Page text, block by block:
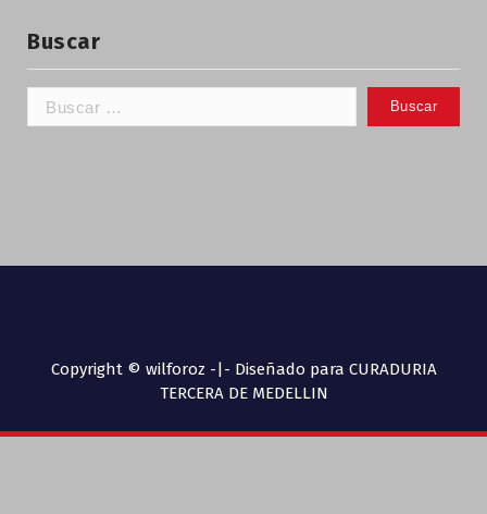
Buscar
Copyright © wilforoz -|- Diseñado para CURADURIA
TERCERA DE MEDELLIN